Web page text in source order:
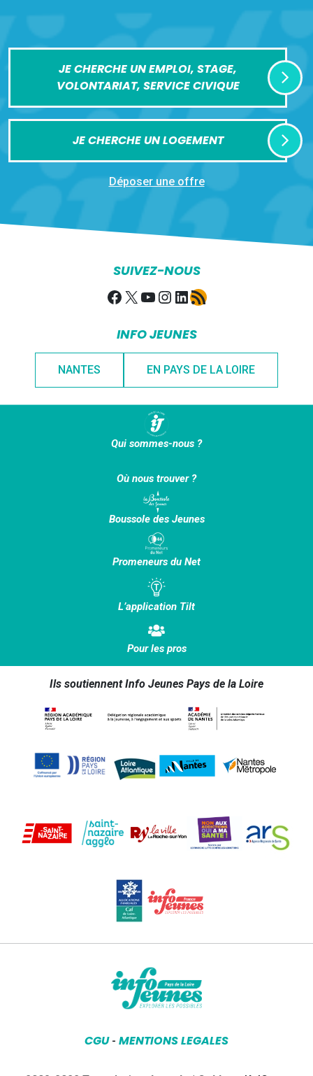
JE CHERCHE UN EMPLOI, STAGE,
VOLONTARIAT, SERVICE CIVIQUE
JE CHERCHE UN LOGEMENT
Déposer une offre
SUIVEZ-NOUS
Facebook
X YouTube
Instagram
LinkedIn
Flux RSS
INFO JEUNES
NANTES EN PAYS DE LA LOIRE
Qui sommes-nous ?
Où nous trouver ?
Boussole des Jeunes
Promeneurs du Net
L’application Tilt
Pour les pros
Ils soutiennent Info Jeunes Pays de la Loire
CGU- MENTIONS LEGALES